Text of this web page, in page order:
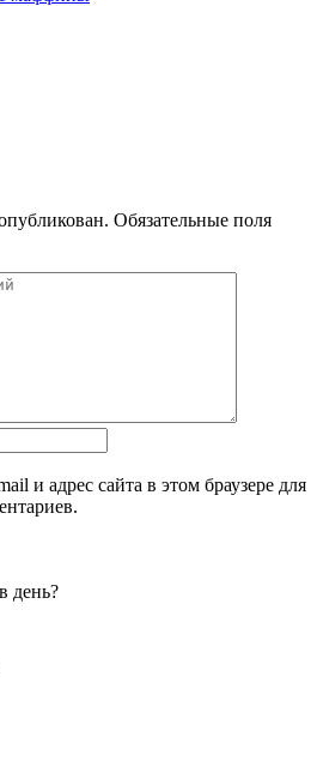
Обязательные поля
и адрес сайта в этом браузере для
день?